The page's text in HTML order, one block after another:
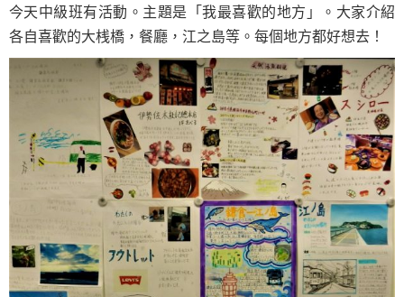
今天中級班有活動。主題是「我最喜歡的地方」。大家介紹
各自喜歡的大桟橋，餐廳，江之島等。每個地方都好想去！